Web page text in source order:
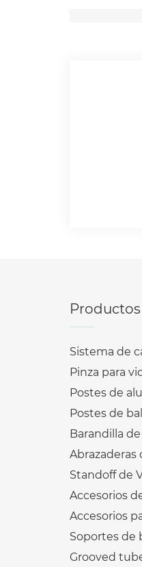
Productos
Sistema de
Pinza para
Postes de
Postes de
Barandilla
Abrazaderas
Standoff de
Accesorios
Accesorios
Soportes de
Grooved